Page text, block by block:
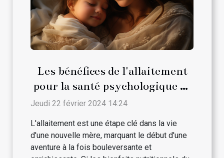
Les bénéfices de l'allaitement
pour la santé psychologique de
la maman
Jeudi 22 février 2024 14:24
L'allaitement est une étape clé dans la vie
d'une nouvelle mère, marquant le début d'une
aventure à la fois bouleversante et